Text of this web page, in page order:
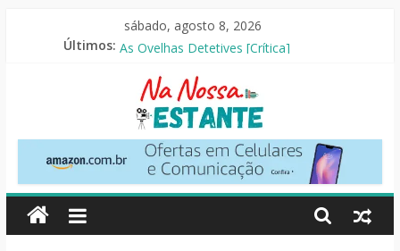
sábado, agosto 8, 2026
Últimos: O Pistoleiro [Resenha Literária]
Mestres do Universo [Crtítica]
Slow Horses – 3ª Temporada [Crítica]
Seus Amigos e Vizinhos [Crítica]
Na
Nossa